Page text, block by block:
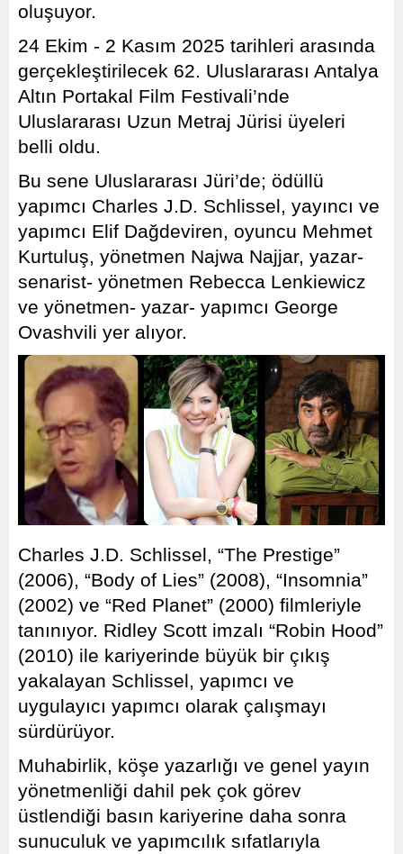
oluşuyor.
24 Ekim - 2 Kasım 2025 tarihleri arasında
gerçekleştirilecek 62. Uluslararası Antalya
Altın Portakal Film Festivali’nde
Uluslararası Uzun Metraj Jürisi üyeleri
belli oldu.
Bu sene Uluslararası Jüri’de; ödüllü
yapımcı Charles J.D. Schlissel, yayıncı ve
yapımcı Elif Dağdeviren, oyuncu Mehmet
Kurtuluş, yönetmen Najwa Najjar, yazar-
senarist- yönetmen Rebecca Lenkiewicz
ve yönetmen- yazar- yapımcı George
Ovashvili yer alıyor.
Charles J.D. Schlissel, “The Prestige”
(2006), “Body of Lies” (2008), “Insomnia”
(2002) ve “Red Planet” (2000) filmleriyle
tanınıyor. Ridley Scott imzalı “Robin Hood”
(2010) ile kariyerinde büyük bir çıkış
yakalayan Schlissel, yapımcı ve
uygulayıcı yapımcı olarak çalışmayı
sürdürüyor.
Muhabirlik, köşe yazarlığı ve genel yayın
yönetmenliği dahil pek çok görev
üstlendiği basın kariyerine daha sonra
sunuculuk ve yapımcılık sıfatlarıyla